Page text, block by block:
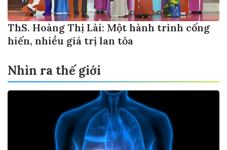
ThS. Hoàng Thị Lài: Một hành trình cống
hiến, nhiều giá trị lan tỏa
Nhìn ra thế giới